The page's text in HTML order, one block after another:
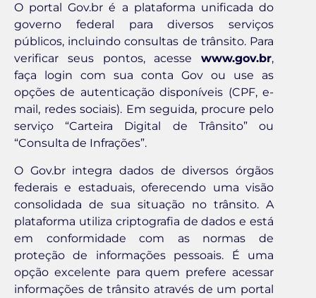
O portal Gov.br é a plataforma unificada do
governo federal para diversos serviços
públicos, incluindo consultas de trânsito. Para
verificar seus pontos, acesse www.gov.br,
faça login com sua conta Gov ou use as
opções de autenticação disponíveis (CPF, e-
mail, redes sociais). Em seguida, procure pelo
serviço “Carteira Digital de Trânsito” ou
“Consulta de Infrações”.
O Gov.br integra dados de diversos órgãos
federais e estaduais, oferecendo uma visão
consolidada de sua situação no trânsito. A
plataforma utiliza criptografia de dados e está
em conformidade com as normas de
proteção de informações pessoais. É uma
opção excelente para quem prefere acessar
informações de trânsito através de um portal